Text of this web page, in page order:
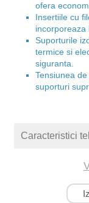
ofera
Insertiile cu
incorporeaza
Suporturile
termice si
siguranta.
Tensiunea
suporturi
Caracteristici